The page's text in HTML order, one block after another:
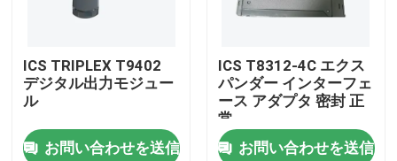
品質管理
連絡 ください
ICS TRIPLEX T9402
デジタル出力モジュー
ル
お問い合わせを送信
ICS T8312-4C エクス
パンダー インターフェ
ース アダプタ 密封 正
常
お問い合わせを送信